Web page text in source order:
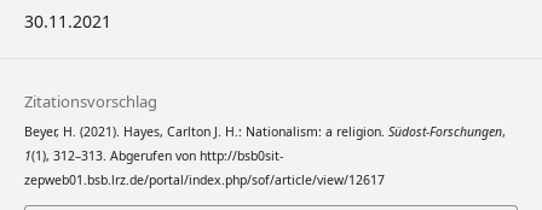
30.11.2021
Zitationsvorschlag
Beyer, H. (2021). Hayes, Carlton J. H.: Nationalism: a religion. Südost-Forschungen,
1(1), 312–313. Abgerufen von http://bsb0sit-
zepweb01.bsb.lrz.de/portal/index.php/sof/article/view/12617